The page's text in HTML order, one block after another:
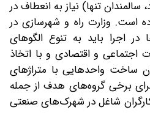
تنها) نیاز به انعطاف در
است. وزارت راه و شهرسازی در
اجرا باید به تنوع الگوهای
اجتماعی و اقتصادی و با اتخاذ
ساخت واحدهایی با متراژهای
برخی گروه‌های هدف از جمله
شاغل در شهرک‌های صنعتی